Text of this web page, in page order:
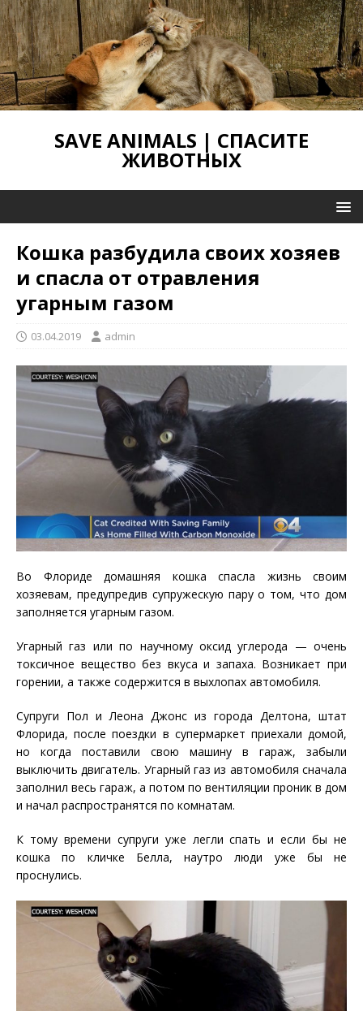
SAVE ANIMALS | СПАСИТЕ
ЖИВОТНЫХ
Кошка разбудила своих хозяев
и спасла от отравления
угарным газом
03.04.2019 admin
Во Флориде домашняя кошка спасла жизнь своим
хозяевам, предупредив супружескую пару о том, что дом
заполняется угарным газом.
Угарный газ или по научному оксид углерода — очень
токсичное вещество без вкуса и запаха. Возникает при
горении, а также содержится в выхлопах автомобиля.
Супруги Пол и Леона Джонс из города Делтона, штат
Флорида, после поездки в супермаркет приехали домой,
но когда поставили свою машину в гараж, забыли
выключить двигатель. Угарный газ из автомобиля сначала
заполнил весь гараж, а потом по вентиляции проник в дом
и начал распространятся по комнатам.
К тому времени супруги уже легли спать и если бы не
кошка по кличке Белла, наутро люди уже бы не
проснулись.